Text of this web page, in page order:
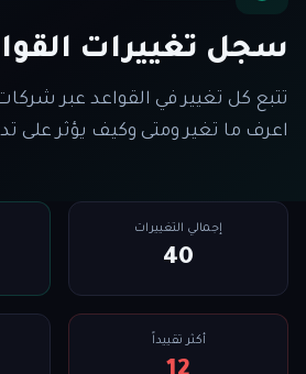
سجل تغييرات
تتبع كل تغيير في القواعد عبر
اعرف ما تغير ومتى وكيف يؤثر على
إجمالي التغييرات
40
أكثر تقييداً